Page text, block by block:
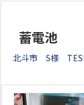
蓄電池
北斗市 S様